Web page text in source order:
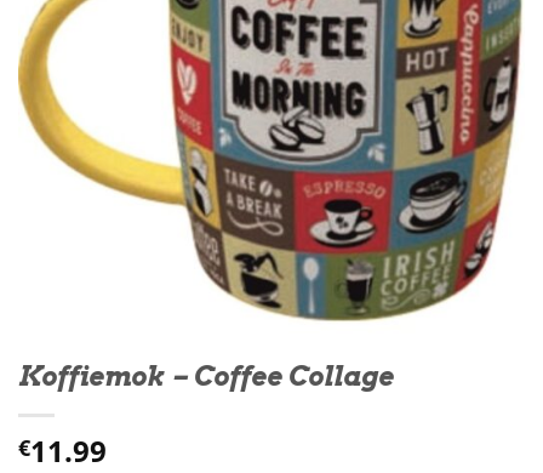
Koffiemok – Coffee Collage
€11.99